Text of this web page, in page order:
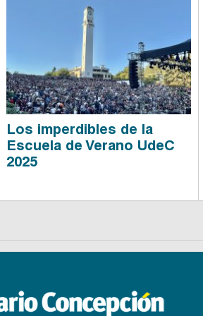
Los imperdibles de la
Escuela de Verano UdeC
2025